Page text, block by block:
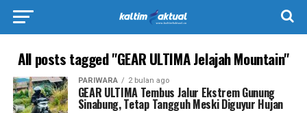
All posts tagged "GEAR ULTIMA Jelajah Mountain"
PARIWARA 2 bulan ago
GEAR ULTIMA Tembus Jalur Ekstrem Gunung
Sinabung, Tetap Tangguh Meski Diguyur Hujan